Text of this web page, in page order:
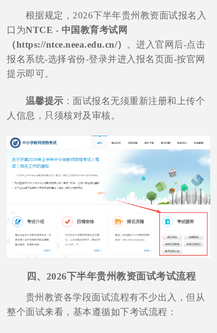
根据规定，2026下半年贵州教资面试报名入
口为NTCE - 中国教育考试网
（https://ntce.neea.edu.cn/）
。进入官网后-点击
报名系统-选择省份-登录并进入报名页面-按官网
提示即可。
温馨提示 ：面试报名无须重新注册和上传个
人信息，只须核对及审核。
四、2026下半年贵州教资面试考试流程
贵州教资各学段面试流程有不少出入，但从
整个面试来看，基本遵循如下考试流程：